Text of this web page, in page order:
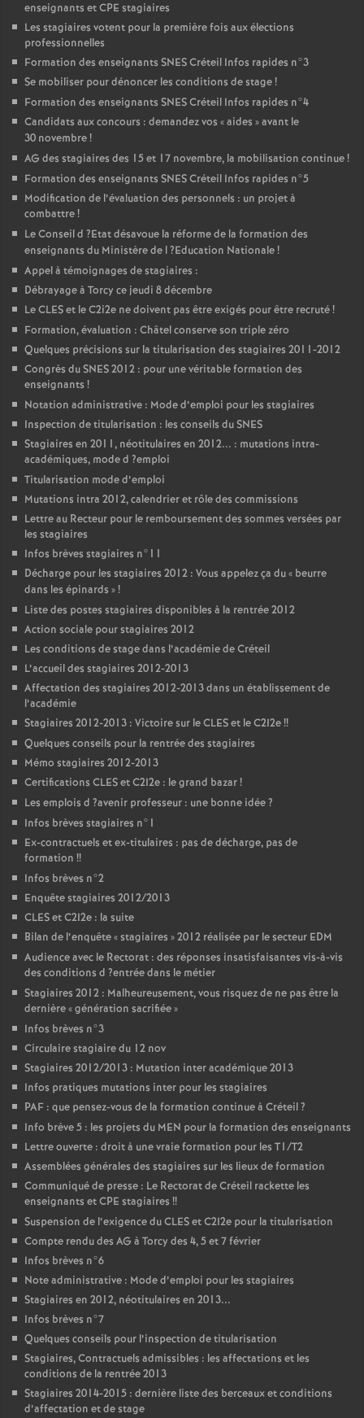
enseignants etCPE stagiaires
Les stagiaires votent pour la première fois aux élections
professionnelles
Formation des enseignants SNESCréteil Infos rapides n°3
Se mobiliser pour dénoncer les conditions de stage!
Formation des enseignants SNESCréteil Infos rapides n°4
Candidats aux concours : demandez vos «aides » avant le
30 novembre!
AG des stagiaires des 15 et 17 novembre, la mobilisation continue!
Formation des enseignants SNESCréteil Infos rapides n°5
Modification de l’évaluation des personnels : un projet à
combattre!
Le Conseil d ?Etat désavoue la réforme de la formation des
enseignants du Ministère de l?Education Nationale!
Appel à témoignages de stagiaires :
Débrayage à Torcy ce jeudi 8 décembre
LeCLESet le C2i2e ne doivent pas être exigés pour être recruté!
Formation, évaluation : Châtel conserve son triple zéro
Quelques précisions sur la titularisation des stagiaires 2011-2012
Congrès duSNES2012 : pour une véritable formation des
enseignants !
Notation administrative : Mode d’emploi pour les stagiaires
Inspection de titularisation : les conseils duSNES
Stagiaires en 2011, néotitulaires en 2012... : mutations intra-
académiques, mode d ?emploi
Titularisation mode d’emploi
Mutations intra 2012, calendrier et rôle des commissions
Lettre au Recteur pour le remboursement des sommes versées par
les stagiaires
Infos brèves stagiaires n°11
Décharge pour les stagiaires 2012 : Vous appelez ça du « beurre
dans les épinards »!
Liste des postes stagiaires disponibles à la rentrée 2012
Action sociale pour stagiaires 2012
Les conditions de stage dans l’académie de Créteil
L’accueil des stagiaires 2012-2013
Affectation des stagiaires 2012-2013 dans un établissement de
l’académie
Stagiaires 2012-2013 : Victoire sur leCLESet le C2I2e!!
Quelques conseils pour la rentrée des stagiaires
Mémo stagiaires 2012-2013
Certifications CLESet C2I2e : le grand bazar!
Les emplois d ?avenir professeur : une bonne idée?
Infos brèves stagiaires n°1
Ex-contractuels et ex-titulaires : pas de décharge, pas de
formation !!
Infos brèves n°2
Enquête stagiaires 2012/2013
CLESet C2I2e : la suite
Bilan de l’enquête «stagiaires » 2012 réalisée par le secteur EDM
Audience avec le Rectorat : des réponses insatisfaisantes vis-à-vis
des conditions d ?entrée dans le métier
Stagiaires 2012 : Malheureusement, vous risquez de ne pas être la
dernière «génération sacrifiée»
Infos brèves n°3
Circulaire stagiaire du 12 nov
Stagiaires 2012/2013 : Mutation inter académique 2013
Infos pratiques mutations inter pour les stagiaires
PAF : que pensez-vous de la formation continue à Créteil?
Info brève 5 : les projets du MEN pour la formation des enseignants
Lettre ouverte : droit à une vraie formation pour les T1/T2
Assemblées générales des stagiaires sur les lieux de formation
Communiqué de presse : Le Rectorat de Créteil rackette les
enseignants etCPE stagiaires !!
Suspension de l’exigence duCLESet C2I2e pour la titularisation
Compte rendu des AG à Torcy des 4, 5 et 7 février
Infos brèves n°6
Note administrative : Mode d’emploi pour les stagiaires
Stagiaires en 2012, néotitulaires en 2013...
Infos brèves n°7
Quelques conseils pour l’inspection de titularisation
Stagiaires, Contractuels admissibles : les affectations et les
conditions de la rentrée 2013
Stagiaires 2014-2015 : dernière liste des berceaux et conditions
d’affectation et de stage